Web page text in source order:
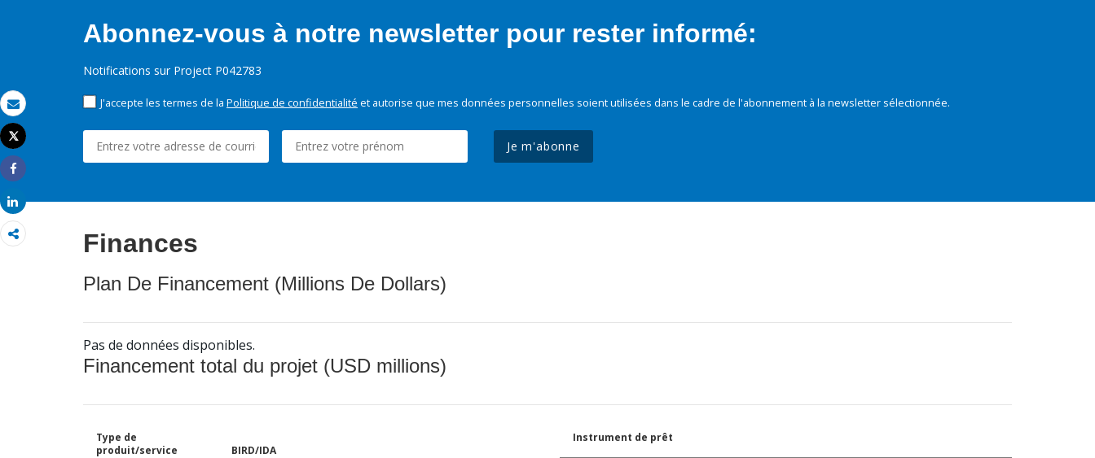
Email
Imprimer
Tweet
Share
Share
Abonnez-vous à notre newsletter pour rester informé:
Notifications sur Project P042783
J'accepte les termes de la Politique de confidentialité et autorise que mes données personnelles soient utilisées dans le cadre de l'abonnement à la newsletter sélectionnée.
Je m'abonne
Finances
Plan De Financement (Millions De Dollars)
Pas de données disponibles.
Financement total du projet (USD millions)
Type de
produit/service
BIRD/IDA
Instrument de prêt